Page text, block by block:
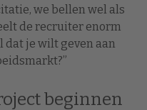
we bellen wel als
de recruiter enorm
dat je wilt geven aan
beginnen